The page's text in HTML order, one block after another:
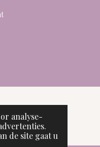
analyse-
de site gaat u